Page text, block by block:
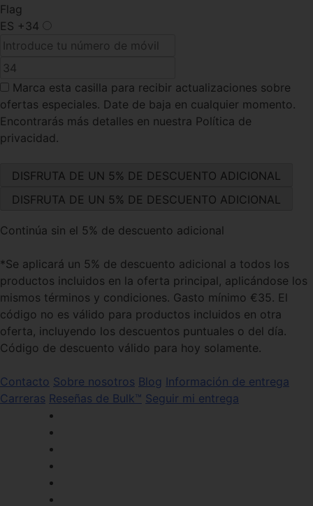
Flag
ES +34
Marca esta casilla para recibir actualizaciones sobre
ofertas especiales. Date de baja en cualquier momento.
Encontrarás más detalles en nuestra Política de
privacidad.
Continúa sin el 5% de descuento adicional
*Se aplicará un 5% de descuento adicional a todos los
productos incluidos en la oferta principal, aplicándose los
mismos términos y condiciones. Gasto mínimo €35. El
código no es válido para productos incluidos en otra
oferta, incluyendo los descuentos puntuales o del día.
Código de descuento válido para hoy solamente.
Contacto Sobre nosotros Blog Información de entrega
Carreras Reseñas de Bulk™ Seguir mi entrega